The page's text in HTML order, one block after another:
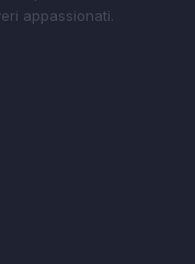
appassionati.